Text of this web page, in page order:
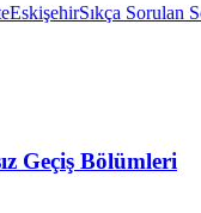
EskişehirSıkça Sorulan
Geçiş Bölümleri